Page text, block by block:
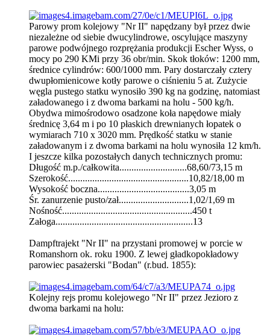
Parowy prom kolejowy "Nr II" napędzany był przez dwie
niezależne od siebie dwucylindrowe, oscylujące maszyny
parowe podwójnego rozprężania produkcji Escher Wyss, o
mocy po 290 KMi przy 36 obr/min. Skok tłoków: 1200 mm,
średnice cylindrów: 600/1000 mm. Pary dostarczały cztery
dwupłomienicowe kotły parowe o ciśnieniu 5 at. Zużycie
węgla pustego statku wynosiło 390 kg na godzinę, natomiast
załadowanego i z dwoma barkami na holu - 500 kg/h.
Obydwa mimośrodowo osadzone koła napędowe miały
średnicę 3,64 m i po 10 płaskich drewnianych łopatek o
wymiarach 710 x 3020 mm. Prędkość statku w stanie
załadowanym i z dwoma barkami na holu wynosiła 12 km/h.
I jeszcze kilka pozostałych danych technicznych promu:
Długość m.p./całkowita............................68,60/73,15 m
Szerokość..................................................10,82/18,00 m
Wysokość boczna......................................3,05 m
Śr. zanurzenie pusto/zał.............................1,02/1,69 m
Nośność......................................................450 t
Załoga.........................................................13
Dampftrajekt "Nr II" na przystani promowej w porcie w
Romanshorn ok. roku 1900. Z lewej gładkopokładowy
parowiec pasażerski "Bodan" (r.bud. 1855):
Kolejny rejs promu kolejowego "Nr II" przez Jezioro z
dwoma barkami na holu: